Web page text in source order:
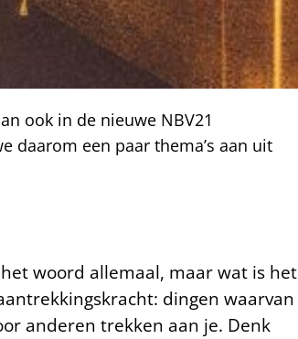
ook in de nieuwe NBV21
daarom een paar thema’s aan uit
woord allemaal, maar wat is het
dingen waarvan
anderen trekken aan je. Denk